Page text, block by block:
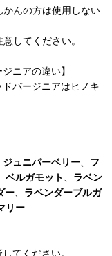
んの方は使用しない
してください。
ニアの違い】
バージニアはヒノキ
ジュニパーベリー
フ
ベルガモット
ラベン
ー
ラベンダーブルガ
リー
てください。